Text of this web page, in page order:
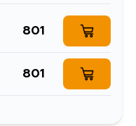
801
801